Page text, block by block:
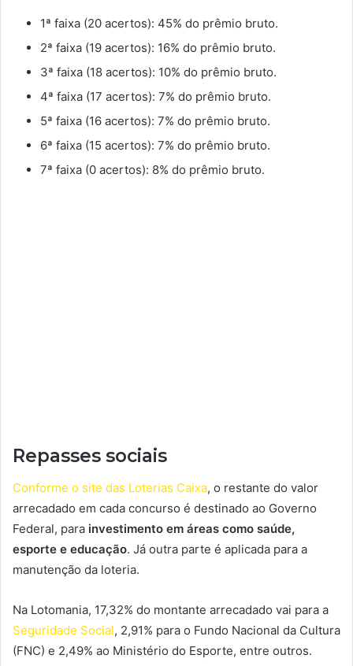
1ª faixa (20 acertos): 45% do prêmio bruto.
2ª faixa (19 acertos): 16% do prêmio bruto.
3ª faixa (18 acertos): 10% do prêmio bruto.
4ª faixa (17 acertos): 7% do prêmio bruto.
5ª faixa (16 acertos): 7% do prêmio bruto.
6ª faixa (15 acertos): 7% do prêmio bruto.
7ª faixa (0 acertos): 8% do prêmio bruto.
Repasses sociais
Conforme o site das Loterias Caixa, o restante do valor
arrecadado em cada concurso é destinado ao Governo
Federal, para investimento em áreas como saúde,
esporte e educação. Já outra parte é aplicada para a
manutenção da loteria.
Na Lotomania, 17,32% do montante arrecadado vai para a
Seguridade Social, 2,91% para o Fundo Nacional da Cultura
(FNC) e 2,49% ao Ministério do Esporte, entre outros.